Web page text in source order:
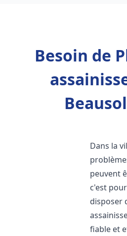
Besoin de
Dans la
peuvent
c'est
disposer
fiable et